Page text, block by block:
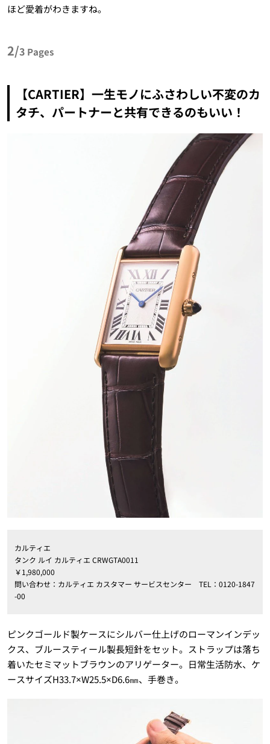
ほど愛着がわきますね。
2/3 Pages
【CARTIER】一生モノにふさわしい不変のカ
タチ、パートナーと共有できるのもいい！
カルティエ
タンク ルイ カルティエ CRWGTA0011
￥1,980,000
問い合わせ：カルティエ カスタマー サービスセンター TEL：0120-1847
-00
ピンクゴールド製ケースにシルバー仕上げのローマンインデッ
クス、ブルースティール製長短針をセット。ストラップは落ち
着いたセミマットブラウンのアリゲーター。日常生活防水、ケ
ースサイズH33.7×W25.5×D6.6㎜、手巻き。